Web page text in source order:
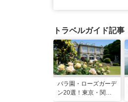
トラベルガイド記事
バラ園・ローズガーデ
ン20選！東京・関東